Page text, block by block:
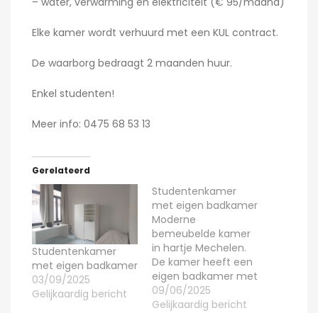
Elke kamer wordt verhuurd met een KUL contract.
De waarborg bedraagt 2 maanden huur.
Enkel studenten!
Meer info: 0475 68 53 13
Gerelateerd
Studentenkamer
met eigen badkamer
03/09/2025
Gelijkaardig bericht
Studentenkamer
met eigen badkamer
Moderne
bemeubelde kamer
in hartje Mechelen.
De kamer heeft een
eigen badkamer met
lavabo, douche en
toilet. Eveneens een
09/06/2025
Gelijkaardig bericht